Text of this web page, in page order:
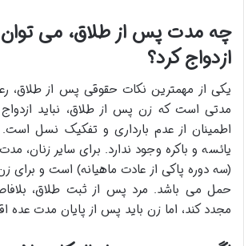
چه مدت پس از طلاق، می
ازدواج کرد؟
یکی از مهمترین نکات حقوقی پس از طلاق،
مدتی است که زن پس از طلاق، نباید
اطمینان از عدم بارداری و تفکیک نسل
یائسه و باکره وجود ندارد. برای سایر زنان،
(سه دوره پاکی از عادت ماهیانه) است و برای
حمل می باشد. مرد پس از ثبت طلاق،
مجدد کند، اما زن باید پس از پایان مدت عده